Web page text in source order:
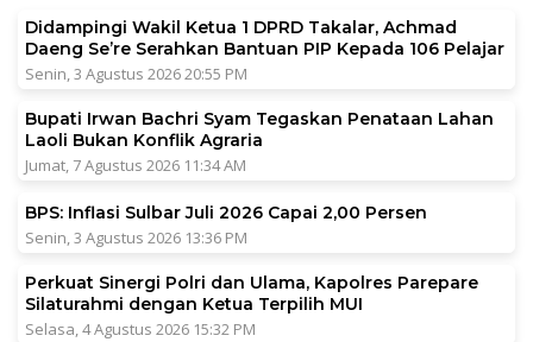
Didampingi Wakil Ketua 1 DPRD Takalar, Achmad
Daeng Se’re Serahkan Bantuan PIP Kepada 106 Pelajar
Senin, 3 Agustus 2026 20:55 PM
Bupati Irwan Bachri Syam Tegaskan Penataan Lahan
Laoli Bukan Konflik Agraria
Jumat, 7 Agustus 2026 11:34 AM
BPS: Inflasi Sulbar Juli 2026 Capai 2,00 Persen
Senin, 3 Agustus 2026 13:36 PM
Perkuat Sinergi Polri dan Ulama, Kapolres Parepare
Silaturahmi dengan Ketua Terpilih MUI
Selasa, 4 Agustus 2026 15:32 PM